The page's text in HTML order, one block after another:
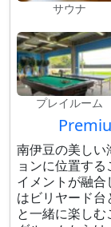
サウナ
プレイルーム
南伊豆の美しい
ョンに位置す
イメントが融
はビリヤード
と一緒に楽し